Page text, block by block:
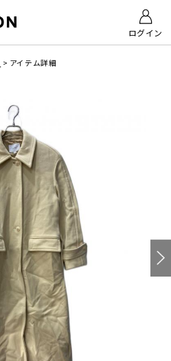
ログイン
> アイテム詳細